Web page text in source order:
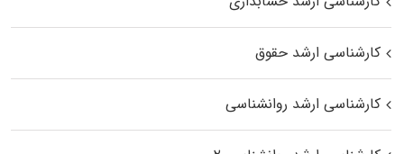
کارشناسی ارشد حقوق
کارشناسی ارشد روانشناسی